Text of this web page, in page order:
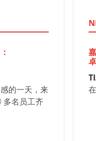
的一天，来
多名员工齐